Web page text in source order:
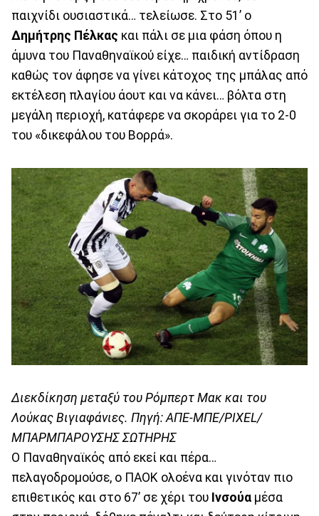
παιχνίδι ουσιαστικά… τελείωσε. Στο 51’ ο
Δημήτρης Πέλκας και πάλι σε μια φάση όπου η
άμυνα του Παναθηναϊκού είχε… παιδική αντίδραση
καθώς τον άφησε να γίνει κάτοχος της μπάλας από
εκτέλεση πλαγίου άουτ και να κάνει… βόλτα στη
μεγάλη περιοχή, κατάφερε να σκοράρει για το 2-0
του «δικεφάλου του Βορρά».
Διεκδίκηση μεταξύ του Ρόμπερτ Μακ και του
Λούκας Βιγιαφάνιες. Πηγή: ΑΠΕ-ΜΠΕ/PIXEL/
ΜΠΑΡΜΠΑΡΟΥΣΗΣ ΣΩΤΗΡΗΣ
Ο Παναθηναϊκός από εκεί και πέρα…
πελαγοδρομούσε, ο ΠΑΟΚ ολοένα και γινόταν πιο
επιθετικός και στο 67’ σε χέρι του Ινσούα μέσα